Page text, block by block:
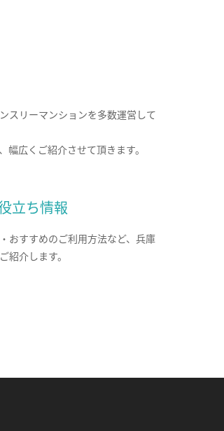
スリーマンションを多数運営して
幅広くご紹介させて頂きます。
立ち情報
おすすめのご利用方法など、兵庫
紹介します。